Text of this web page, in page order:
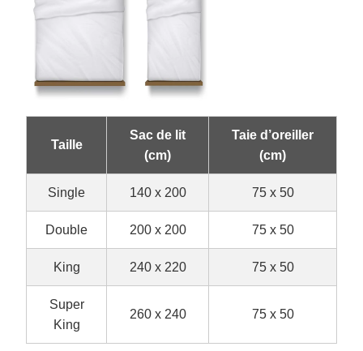
Taille
Sac de lit
(cm)
Taie d’oreiller
(cm)
Single 140 x 200 75 x 50
Double 200 x 200 75 x 50
King 240 x 220 75 x 50
Super
King
260 x 240 75 x 50